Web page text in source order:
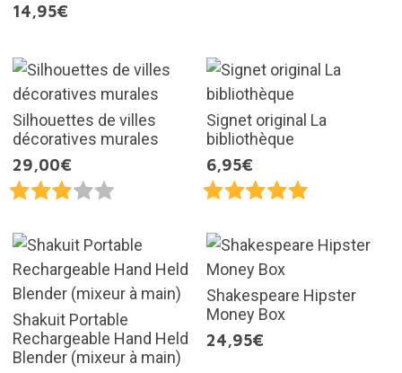
14,95€
Silhouettes de villes
décoratives murales
29,00€
Signet original La
bibliothèque
6,95€
Shakuit Portable
Rechargeable Hand Held
Blender (mixeur à main)
Shakespeare Hipster
Money Box
24,95€